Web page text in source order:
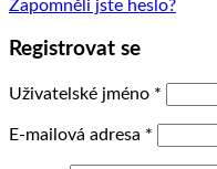
Zapomněli jste heslo?
Registrovat se
Uživatelské jméno *
E-mailová adresa *